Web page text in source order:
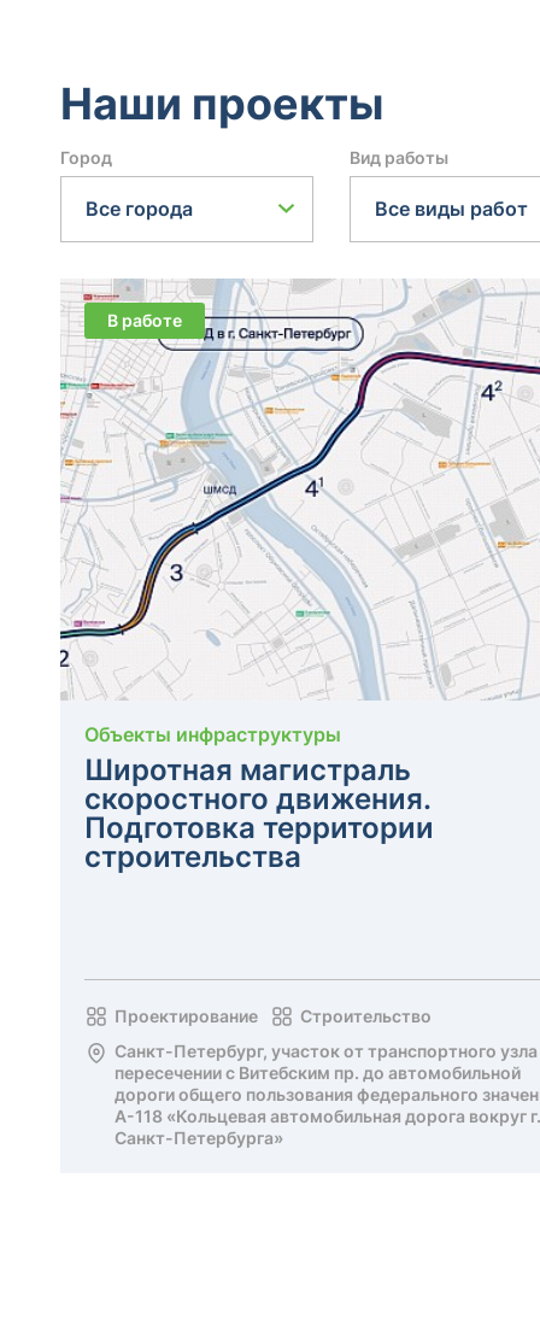
Наши проекты
Город
Все города
Вид работы
Все виды работ
В работе
Объекты инфраструктуры
Широтная магистраль
скоростного движения.
Подготовка территории
строительства
Проектирование
Строительство
Санкт-Петербург, участок от транспортного узла
пересечении с Витебским пр. до автомобильной
дороги общего пользования федерального
А-118 «Кольцевая автомобильная дорога вокруг г.
Санкт-Петербурга»